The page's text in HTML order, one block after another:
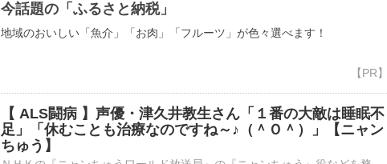
今話題の「ふるさと納税」
地域のおいしい「魚介」「お肉」「フルーツ」が色々選べます！
【 ALS闘病 】声優・津久井教生さん「１番の大敵は睡眠不
足」「休むことも治療なのですね～♪（＾Ｏ＾）」【ニャン
ちゅう】